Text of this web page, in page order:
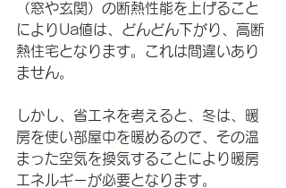
（窓や玄関）の断熱性能を上げること
によりUa値は、どんどん下がり、高断
熱住宅となります。これは間違いあり
ません。
しかし、省エネを考えると、冬は、暖
房を使い部屋中を暖めるので、その温
まった空気を換気することにより暖房
エネルギーが必要となります。